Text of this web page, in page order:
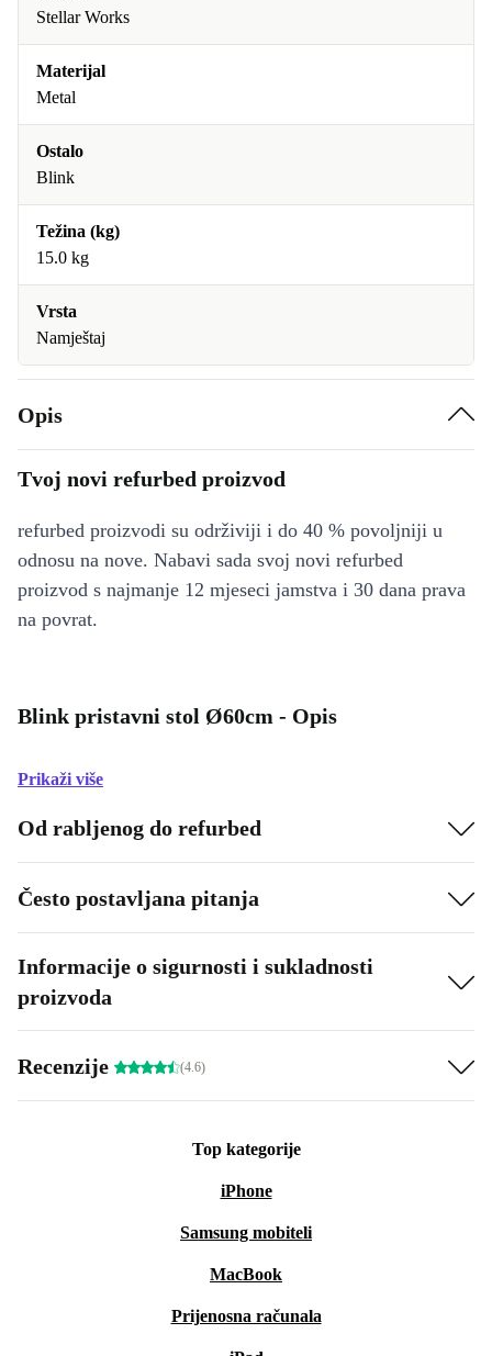
Stellar Works
Materijal
Metal
Ostalo
Blink
Težina (kg)
15.0 kg
Vrsta
Namještaj
Opis
Tvoj novi refurbed proizvod
refurbed proizvodi su održiviji i do 40 % povoljniji u
odnosu na nove. Nabavi sada svoj novi refurbed
proizvod s najmanje 12 mjeseci jamstva i 30 dana prava
na povrat.
Blink pristavni stol Ø60cm - Opis
Prikaži više
Od rabljenog do refurbed
Često postavljana pitanja
Informacije o sigurnosti i sukladnosti
proizvoda
Recenzije (4.6)
Top kategorije
iPhone
Samsung mobiteli
MacBook
Prijenosna računala